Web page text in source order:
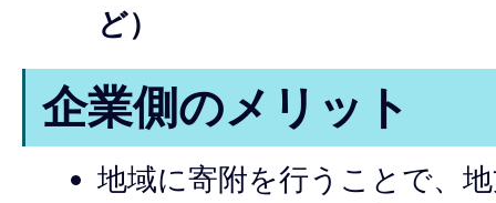
ど）
企業側のメリット
地域に寄附を行うことで、